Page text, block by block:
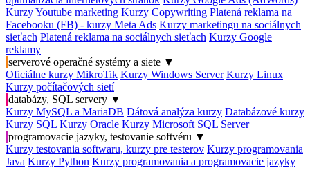
Kurzy Youtube marketing Kurzy Copywriting Platená reklama na
Facebooku (FB) - kurzy Meta Ads Kurzy marketingu na sociálnych
sieťach Platená reklama na sociálnych sieťach Kurzy Google
reklamy
serverové operačné systémy a siete ▼
Oficiálne kurzy MikroTik Kurzy Windows Server Kurzy Linux
Kurzy počítačových sietí
databázy, SQL servery ▼
Kurzy MySQL a MariaDB Dátová analýza kurzy Databázové kurzy
Kurzy SQL Kurzy Oracle Kurzy Microsoft SQL Server
programovacie jazyky, testovanie softvéru ▼
Kurzy testovania softwaru, kurzy pre testerov Kurzy programovania
Java Kurzy Python Kurzy programovania a programovacie jazyky